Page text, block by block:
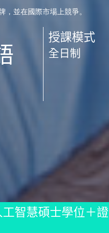
，並在國際市場上競爭。
授課模式
全日制
智慧碩士學位＋證